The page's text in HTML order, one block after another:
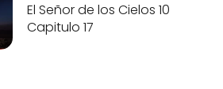
El Señor de los Cielos 10
Capitulo 17